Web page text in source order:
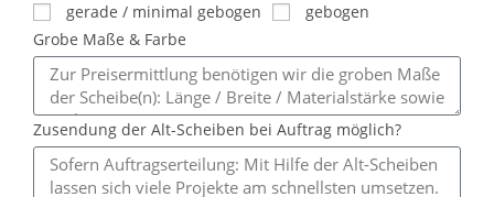
gerade / minimal gebogen
gebogen
Grobe Maße & Farbe
Zusendung der Alt-Scheiben bei Auftrag möglich?